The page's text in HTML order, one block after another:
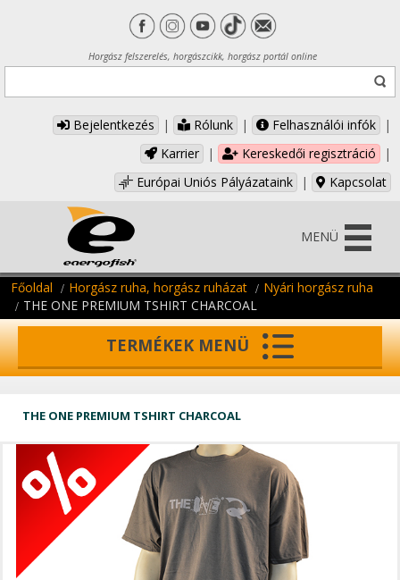
Horgász felszerelés, horgászcikk, horgász portál online
Bejelentkezés | Rólunk | Felhasználói infók
|
Karrier
| Kereskedői regisztráció
|
Európai Uniós Pályázataink
| Kapcsolat
MENÜ
Főoldal Horgász ruha, horgász ruházat
Nyári horgász ruha
THE ONE PREMIUM TSHIRT CHARCOAL
TERMÉKEK MENÜ
THE ONE PREMIUM TSHIRT CHARCOAL